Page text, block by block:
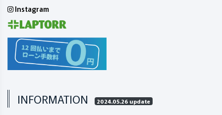
Instagram
INFORMATION 2024.05.26 update